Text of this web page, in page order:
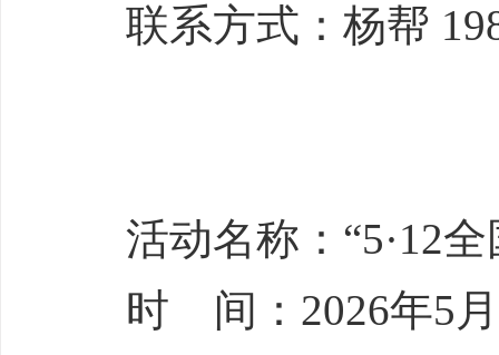
联系方式：杨帮
活动名称：“5·12
时 间：2026年5